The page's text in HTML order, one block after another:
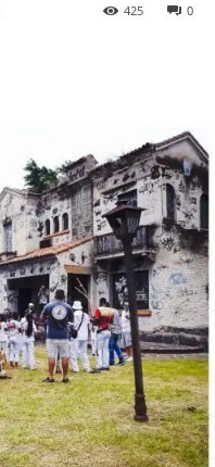
0
425